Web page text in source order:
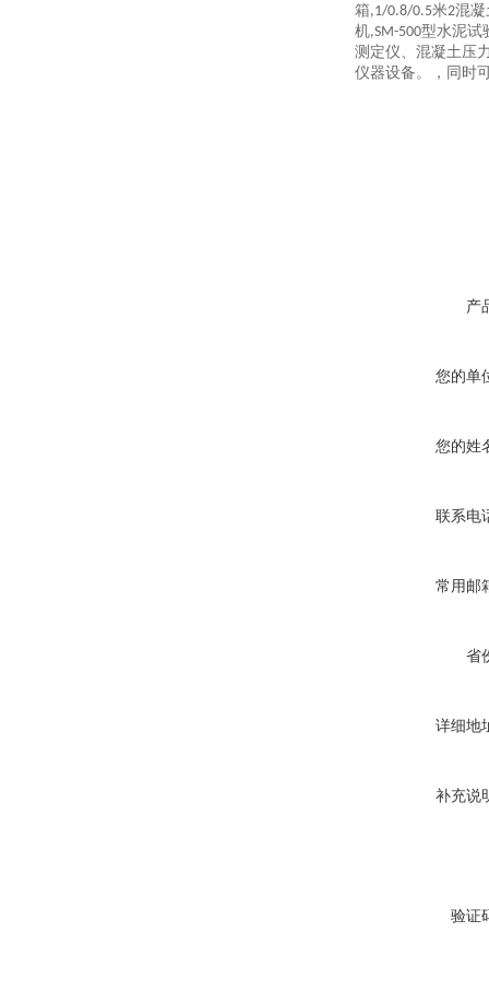
箱,1/0.8/0.5米2混
机,SM-500型水泥
测定仪、混凝土压
仪器设备。，同时
产
您的单
您的姓
联系电
常用邮
省
详细地
补充说
验证